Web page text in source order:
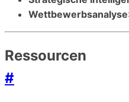
Wettbewerbsanalyse
Ressourcen
#